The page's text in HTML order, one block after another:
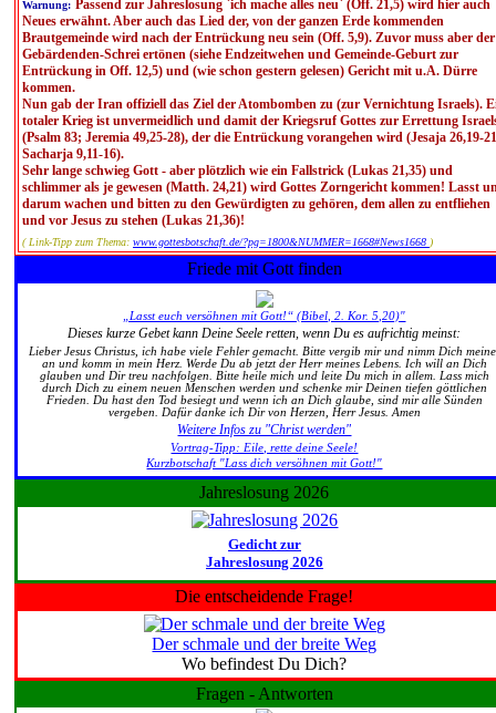
Warnung: Passend zur Jahreslosung `ich mache alles neu` (Off. 21,5) wird hier auch
Neues erwähnt. Aber auch das Lied der, von der ganzen Erde kommenden
Brautgemeinde wird nach der Entrückung neu sein (Off. 5,9). Zuvor muss aber der
Gebärdenden-Schrei ertönen (siehe Endzeitwehen und Gemeinde-Geburt zur
Entrückung in Off. 12,5) und (wie schon gestern gelesen) Gericht mit u.A. Dürre
kommen.
Nun gab der Iran offiziell das Ziel der Atombomben zu (zur Vernichtung Israels).
totaler Krieg ist unvermeidlich und damit der Kriegsruf Gottes zur Errettung
(Psalm 83; Jeremia 49,25-28), der die Entrückung vorangehen wird (Jesaja 26,19-
Sacharja 9,11-16).
Sehr lange schwieg Gott - aber plötzlich wie ein Fallstrick (Lukas 21,35) und
schlimmer als je gewesen (Matth. 24,21) wird Gottes Zorngericht kommen! Lasst
darum wachen und bitten zu den Gewürdigten zu gehören, dem allen zu entfliehen
und vor Jesus zu stehen (Lukas 21,36)!
( Link-Tipp zum Thema: www.gottesbotschaft.de/?pg=1800&NUMMER=1668#News1668 )
Friede mit Gott finden
„Lasst euch versöhnen mit Gott!“ (Bibel, 2. Kor. 5,20)"
Dieses kurze Gebet kann Deine Seele retten, wenn Du es aufrichtig meinst:
Lieber Jesus Christus, ich habe viele Fehler gemacht. Bitte vergib mir und nimm Dich
an und komm in mein Herz. Werde Du ab jetzt der Herr meines Lebens. Ich will an Dich
glauben und Dir treu nachfolgen. Bitte heile mich und leite Du mich in allem. Lass mich
durch Dich zu einem neuen Menschen werden und schenke mir Deinen tiefen göttlichen
Frieden. Du hast den Tod besiegt und wenn ich an Dich glaube, sind mir alle Sünden
vergeben. Dafür danke ich Dir von Herzen, Herr Jesus. Amen
Weitere Infos zu "Christ werden"
Vortrag-Tipp: Eile, rette deine Seele!
Kurzbotschaft "Lass dich versöhnen mit Gott!"
Jahreslosung 2026
Gedicht zur
Jahreslosung 2026
Die entscheidende Frage!
Der schmale und der breite Weg
Wo befindest Du Dich?
Fragen - Antworten